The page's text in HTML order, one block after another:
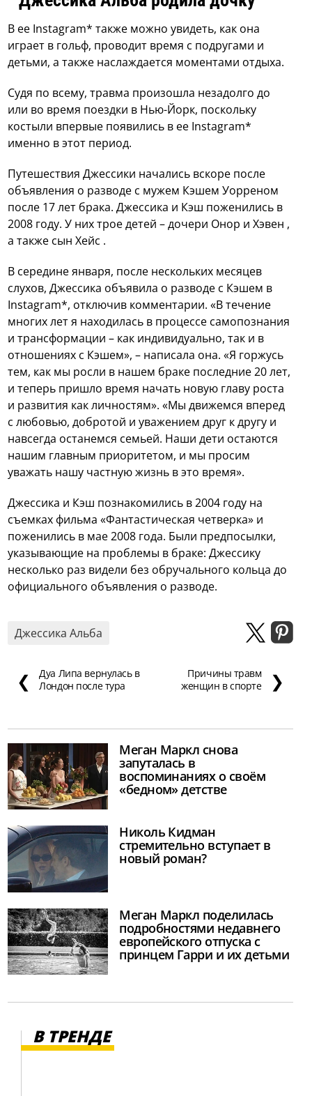
В ее Instagram* также можно увидеть, как она
играет в гольф, проводит время с подругами и
детьми, а также наслаждается моментами отдыха.
Судя по всему, травма произошла незадолго до
или во время поездки в Нью-Йорк, поскольку
костыли впервые появились в ее Instagram*
именно в этот период.
Путешествия Джессики начались вскоре после
объявления о разводе с мужем Кэшем Уорреном
после 17 лет брака. Джессика и Кэш поженились в
2008 году. У них трое детей – дочери Онор и Хэвен ,
а также сын Хейс .
В середине января, после нескольких месяцев
слухов, Джессика объявила о разводе с Кэшем в
Instagram*, отключив комментарии. «В течение
многих лет я находилась в процессе самопознания
и трансформации – как индивидуально, так и в
отношениях с Кэшем», – написала она. «Я горжусь
тем, как мы росли в нашем браке последние 20 лет,
и теперь пришло время начать новую главу роста
и развития как личностям». «Мы движемся вперед
с любовью, добротой и уважением друг к другу и
навсегда останемся семьей. Наши дети остаются
нашим главным приоритетом, и мы просим
уважать нашу частную жизнь в это время».
Джессика и Кэш познакомились в 2004 году на
съемках фильма «Фантастическая четверка» и
поженились в мае 2008 года. Были предпосылки,
указывающие на проблемы в браке: Джессику
несколько раз видели без обручального кольца до
официального объявления о разводе.
Джессика Альба
❮
Дуа Липа вернулась в
Лондон после тура
Причины травм
женщин в спорте
❯
Меган Маркл снова
запуталась в
воспоминаниях о своём
«бедном» детстве
Николь Кидман
стремительно вступает в
новый роман?
Меган Маркл поделилась
подробностями недавнего
европейского отпуска с
принцем Гарри и их детьми
В ТРЕНДЕ